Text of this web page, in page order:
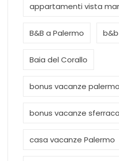
appartamenti vista
B&B a Palermo
Baia del Corallo
bonus vacanze
bonus vacanze
casa vacanze Palermo